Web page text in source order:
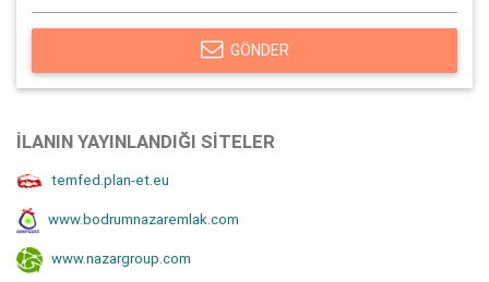
GÖNDER
İLANIN YAYINLANDIĞI SITELER
temfed.plan-et.eu
www.bodrumnazaremlak.com
www.nazargroup.com